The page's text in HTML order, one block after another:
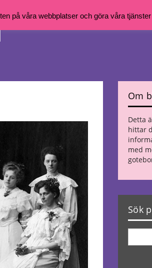
Om
Detta
hittar
med
Sök
på våra webbplatser och göra våra